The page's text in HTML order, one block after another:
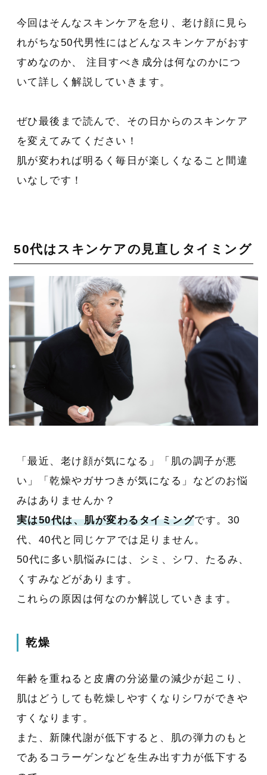
今回はそんなスキンケアを怠り、老け顔に見ら
れがちな50代男性にはどんなスキンケアがおす
すめなのか、 注目すべき成分は何なのかにつ
いて詳しく解説していきます。
ぜひ最後まで読んで、その日からのスキンケア
を変えてみてください！
肌が変われば明るく毎日が楽しくなること間違
いなしです！
50代はスキンケアの見直しタイミング
「最近、老け顔が気になる」「肌の調子が悪
い」「乾燥やガサつきが気になる」などのお悩
みはありませんか？
実は50代は、肌が変わるタイミングです。30
代、40代と同じケアでは足りません。
50代に多い肌悩みには、シミ、シワ、たるみ、
くすみなどがあります。
これらの原因は何なのか解説していきます。
乾燥
年齢を重ねると皮膚の分泌量の減少が起こり、
肌はどうしても乾燥しやすくなりシワができや
すくなります。
また、新陳代謝が低下すると、肌の弾力のもと
であるコラーゲンなどを生み出す力が低下する